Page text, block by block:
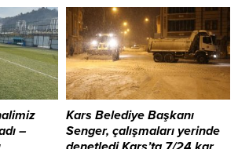
–
Kars Belediye Başkanı
Senger, çalışmaları yerinde